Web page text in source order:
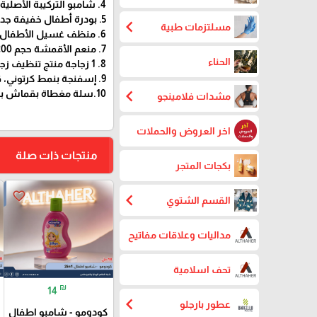
مسلتزمات طبية chevron_left
الحناء
مشدات فلامينجو chevron_left
اخر العروض والحملات
بكجات المتجر
القسم الشتوي chevron_left
مداليات وعلاقات مفاتيح
تحف اسلامية
عطور بارجلو chevron_left
4. شامبو التركيبة الأصلية حجم 100 مل عبوة واحدة
5. بودرة أطفال خفيفة جداً، حجم 180 جرام، علبة واحدة.
6. منظف غسيل الأطفال حجم 200 مل، 1 زجاجة
7. منعم الأقمشة حجم 200 مل، 1 زجاجة.
8. 1 زجاجة منتج تنظيف زجاجات الأطفال حجم 200 مل.
9. إسفنجة بنمط كرتوني، قطعة واحدة
10.سلة مغطاة بقماش بنمط الرسوم المتحركة، قطعة واحدة
منتجات ذات صلة
favorite_border
14 ₪
كودومو - شامبو اطفال